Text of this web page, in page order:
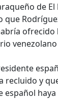
de
que
venezolano
recluido y
español